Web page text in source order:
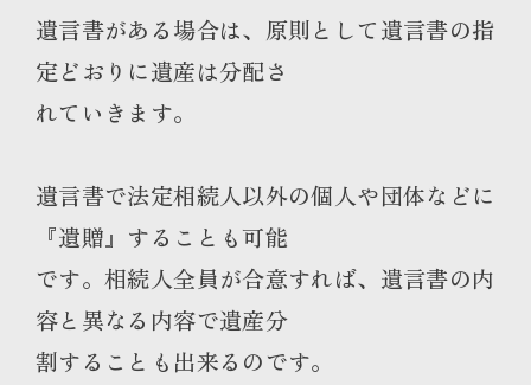
遺言書がある場合は、原則として遺言書の指
定どおりに遺産は分配さ
れていきます。
遺言書で法定相続人以外の個人や団体などに
『遺贈』することも可能
です。相続人全員が合意すれば、遺言書の内
容と異なる内容で遺産分
割することも出来るのです。